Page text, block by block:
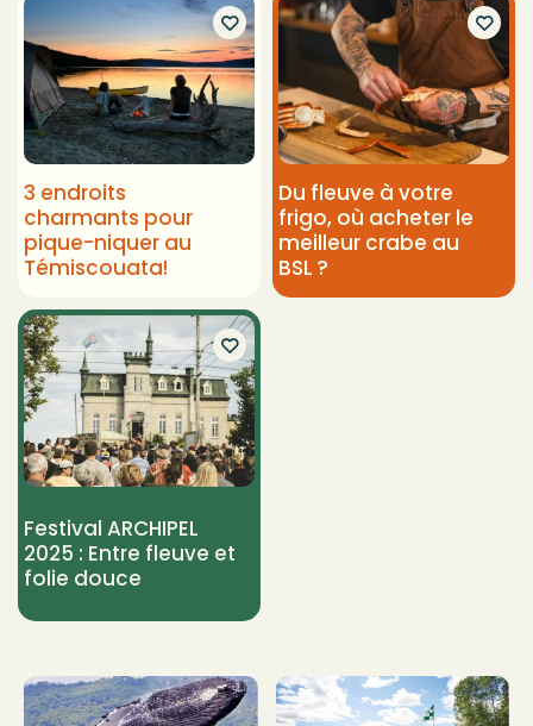
3 endroits
charmants pour
pique-niquer au
Témiscouata!
Du fleuve à votre
frigo, où acheter le
meilleur crabe au
BSL ?
Festival ARCHIPEL
2025 : Entre fleuve et
folie douce